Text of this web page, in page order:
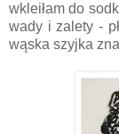
wkleiłam do
wady i zalety -
wąska szyjka